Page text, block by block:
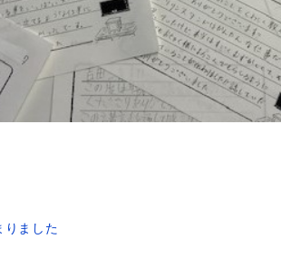
りました